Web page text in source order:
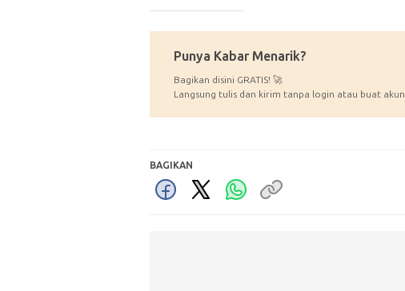
Punya Kabar Menarik?
Bagikan disini GRATIS! 🚀
Langsung tulis dan kirim tanpa login atau buat akun.
BAGIKAN